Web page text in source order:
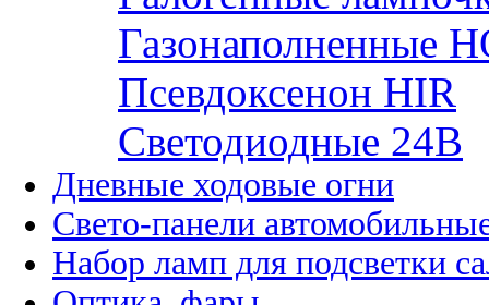
Газонаполненные
Псевдоксенон HIR
Cветодиодные 24B
Дневные ходовые огни
Свето-панели
Набор ламп для подсветки